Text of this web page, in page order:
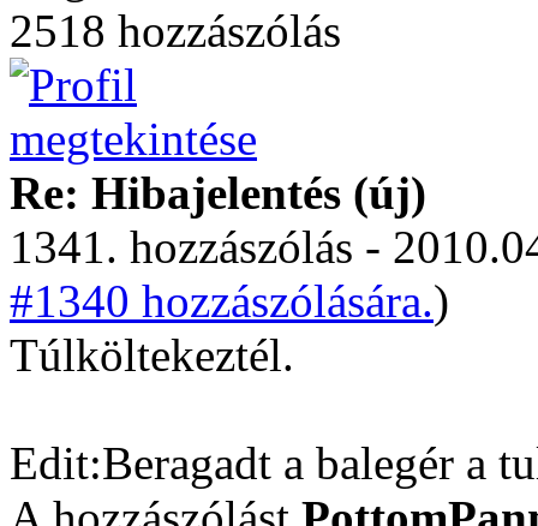
2518 hozzászólás
Re: Hibajelentés (új)
1341. hozzászólás -
#1340 hozzászólására.)
Túlköltekeztél.
Edit:Beragadt a balegér a